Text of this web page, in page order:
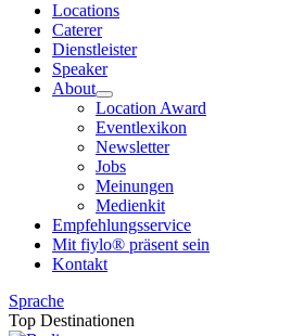
Locations
Caterer
Dienstleister
Speaker
About
Location Award
Eventlexikon
Newsletter
Jobs
Meinungen
Medienkit
Empfehlungsservice
Mit fiylo® präsent sein
Kontakt
Sprache
Top Destinationen